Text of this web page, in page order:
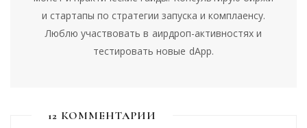
и стартапы по стратегии запуска и комплаенсу.
Люблю участвовать в аирдроп-активностях и
тестировать новые dApp.
12 КОММЕНТАРИИ